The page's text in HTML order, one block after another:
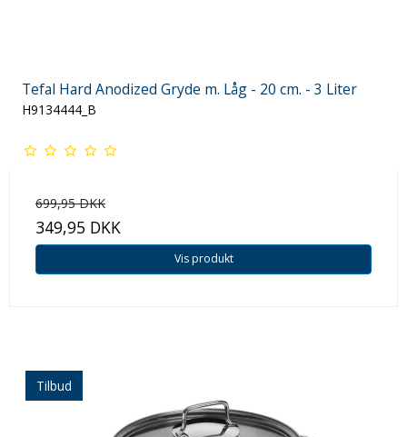
Tefal Hard Anodized Gryde m. Låg - 20 cm. - 3 Liter
H9134444_B
699,95 DKK
349,95 DKK
Vis produkt
Tilbud